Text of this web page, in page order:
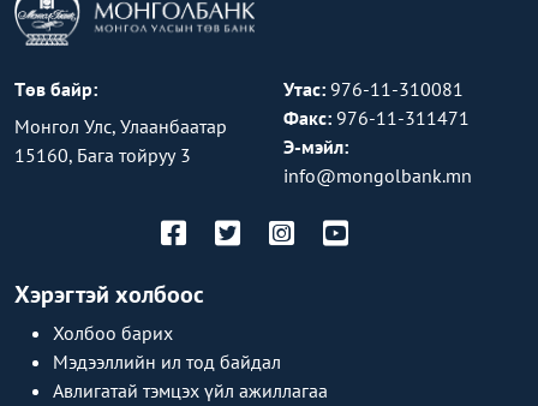
Төв байр:
Монгол Улс, Улаанбаатар
15160, Бага тойруу 3
Утас: 976-11-310081
Факс: 976-11-311471
Э-мэйл:
info@mongolbank.mn
Хэрэгтэй холбоос
Холбоо барих
Мэдээллийн ил тод байдал
Авлигатай тэмцэх үйл ажиллагаа